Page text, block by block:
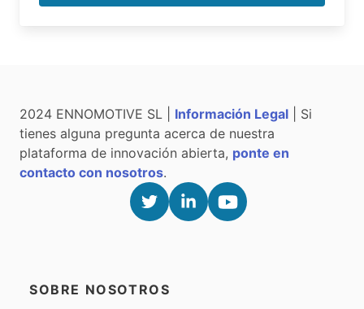
2024 ENNOMOTIVE SL | Información Legal | Si
tienes alguna pregunta acerca de nuestra
plataforma de innovación abierta, ponte en
contacto con nosotros.
SOBRE NOSOTROS